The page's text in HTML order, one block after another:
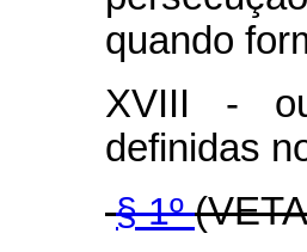
quando
XVIII -
definidas
§ 1º